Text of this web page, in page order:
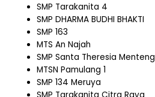
SMP Tarakanita 4
SMP DHARMA BUDHI BHAKTI
SMP 163
MTS An Najah
SMP Santa Theresia Menteng
MTSN Pamulang 1
SMP 134 Meruya
SMP Tarakanita Citra Raya